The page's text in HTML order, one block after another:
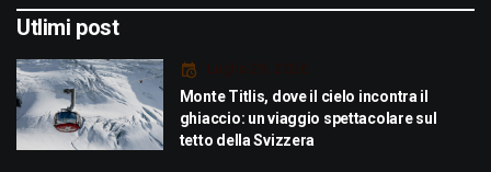
Utlimi post
Luglio 29, 2026
Monte Titlis, dove il cielo incontra il
ghiaccio: un viaggio spettacolare sul
tetto della Svizzera